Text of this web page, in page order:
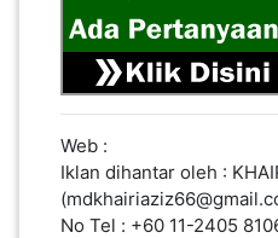
Web :
Iklan dihantar oleh :
No Tel : +60 11-2405
PENANG(2)
PERLIS(6)
KUALA